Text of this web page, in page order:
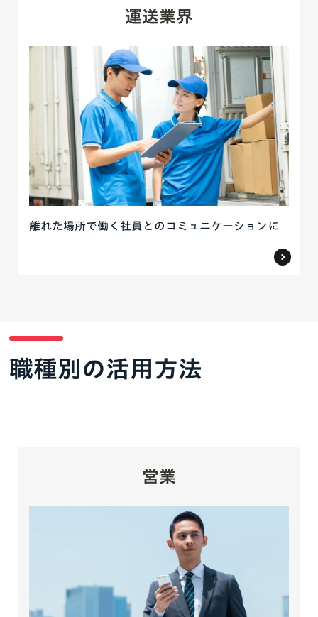
運送業界
離れた場所で働く社員とのコミュニケーションに
職種別の活用方法
営業